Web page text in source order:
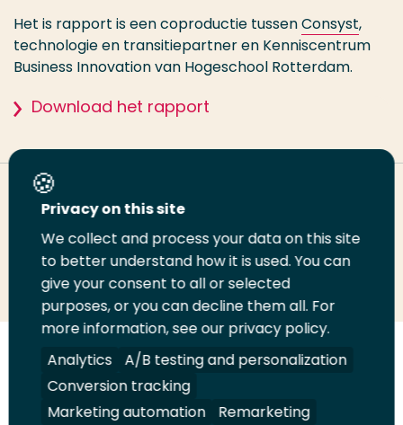
Het is rapport is een coproductie tussenConsyst,
technologie en transitiepartner en Kenniscentrum
Business Innovation van Hogeschool Rotterdam.
Download het rapport
Deel deze pagina
Deel
LinkedIn
Deel
op
Twitter
Deel
op
Facebook
Email
deze
pagina
Print
deze
pagina
Volg
ons
op
Volg
ons
op
Volg
ons
op
Volg
ons
op
Juridisch Security A-Z Index Contact
Privacy on this site
We collect and process your data on this site
to better understand how it is used. You can
give your consent to all or selected
purposes, or you can decline them all. For
more information, see our privacy policy.
Analytics
A/B testing and personalization
Conversion tracking
Marketing automation
Remarketing